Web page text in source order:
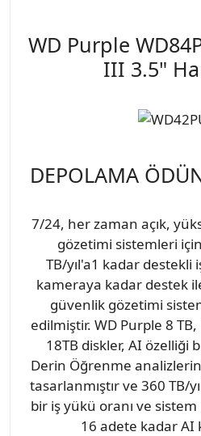
WD Purple
III 3.5"
DEPOLAMA
7/24, her zaman açık,
gözetimi sistemleri
TB/yıl'a1 kadar destekli
kameraya kadar destek
güvenlik gözetimi
edilmiştir. WD Purple 8 TB,
18TB diskler, AI özelliği
Derin Öğrenme
tasarlanmıştır ve 360 TB/
bir iş yükü oranı ve
16 adete kadar AI